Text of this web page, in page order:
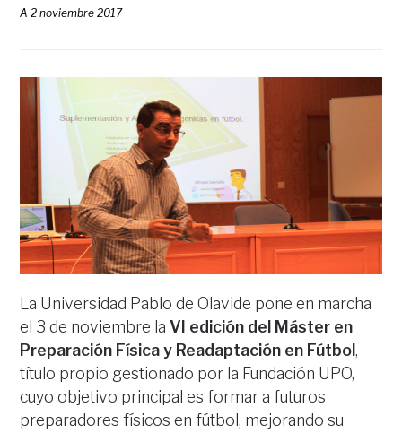
A2 noviembre 2017
La Universidad Pablo de Olavide pone en marcha
el 3 de noviembre laVI edición del Máster en
Preparación Física y Readaptación en Fútbol,
título propio gestionado por la Fundación UPO,
cuyo objetivo principal es formar a futuros
preparadores físicos en fútbol, mejorando su